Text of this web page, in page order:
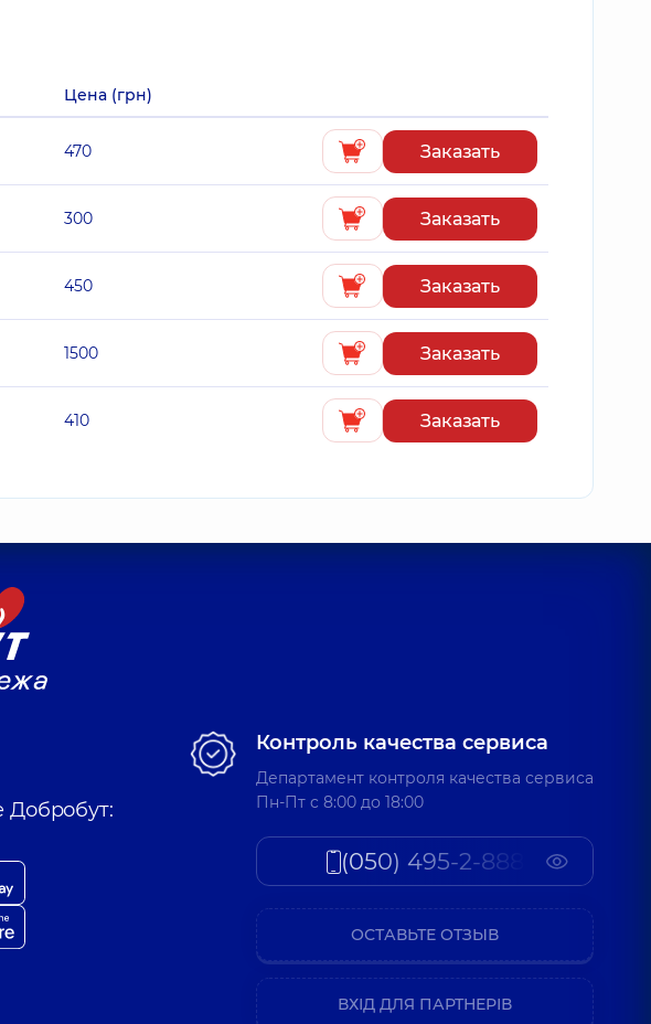
Цена (грн)
470 Заказать
300 Заказать
450 Заказать
1500 Заказать
410 Заказать
Добробут:
Контроль качества сервиса
Департамент контроля качества сервиса
Пн-Пт c 8:00 до 18:00
(050) 495-2-888
ОСТАВЬТЕ ОТЗЫВ
ВХІД ДЛЯ ПАРТНЕРІВ